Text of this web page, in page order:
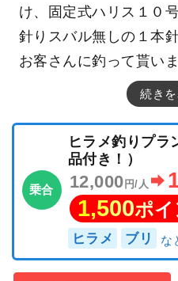
け、固定式ハリス１０
針りスバル無しの１本
お客さんに釣って貰いま
続き
乗合
ヒラメ釣りプラ
品付き！）
12,000 円/人
1,500ポイ
ヒラメ ブリ